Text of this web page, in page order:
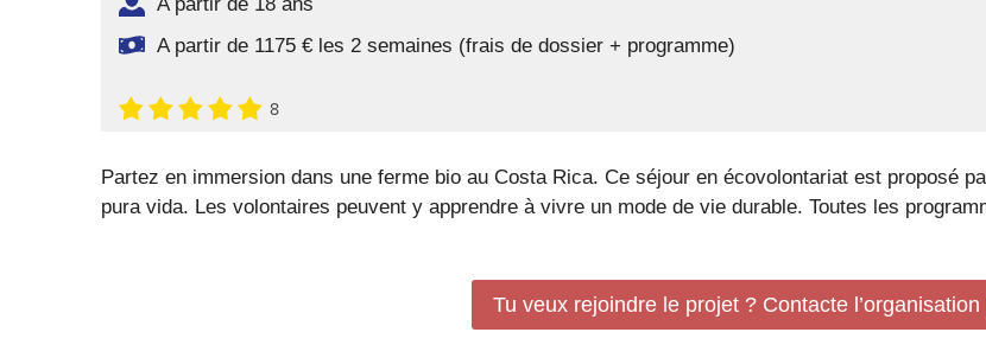
A partir de 1175 € les 2 semaines (frais de dossier + programme)
8
Partez en immersion dans une ferme bio au Costa Rica. Ce séjour en écovolontariat est proposé
pura vida. Les volontaires peuvent y apprendre à vivre un mode de vie durable. Toutes les
Tu veux rejoindre le projet ? Contacte